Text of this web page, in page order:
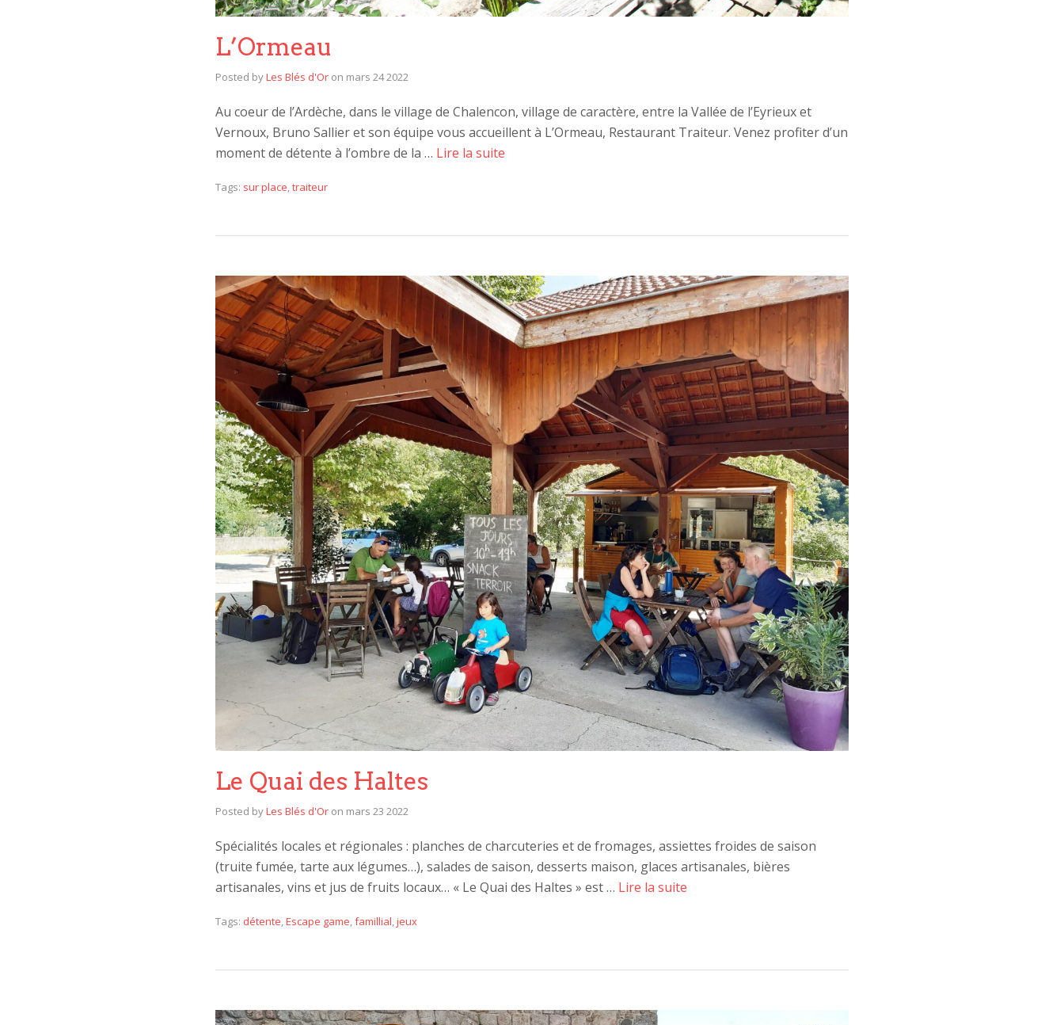
L’Ormeau
Posted byLes Blés d'Or on mars 24 2022
Au coeur de l’Ardèche, dans le village de Chalencon, village de caractère, entre la Vallée de l’Eyrieux et
Vernoux, Bruno Sallier et son équipe vous accueillent à L’Ormeau, Restaurant Traiteur. Venez profiter d’un
moment de détente à l’ombre de la … Lire la suite
Tags: sur place traiteur
Le Quai des Haltes
Posted byLes Blés d'Or on mars 23 2022
Spécialités locales et régionales : planches de charcuteries et de fromages, assiettes froides de saison
(truite fumée, tarte aux légumes…), salades de saison, desserts maison, glaces artisanales, bières
artisanales, vins et jus de fruits locaux… « Le Quai des Haltes » est … Lire la suite
Tags: détente Escape game famillial jeux